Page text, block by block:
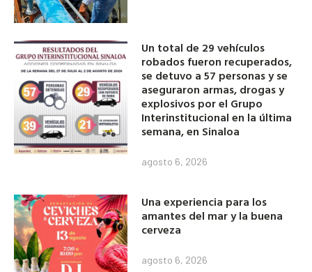
Un total de 29 vehículos
robados fueron recuperados,
se detuvo a 57 personas y se
aseguraron armas, drogas y
explosivos por el Grupo
Interinstitucional en la última
semana, en Sinaloa
agosto 6, 2026
Una experiencia para los
amantes del mar y la buena
cerveza
agosto 6, 2026